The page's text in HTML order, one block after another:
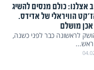
אצלנו: כולם מנסים להשיג
הוויראלי של אדידס.
אכן מושלם
לראשונה כבר לפני כשנה,